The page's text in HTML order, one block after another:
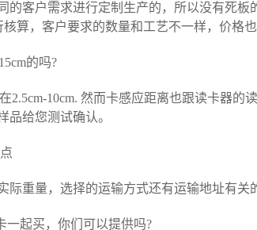
客户需求进行定制生产的，所以没有死板
算，客户要求的数量和工艺不一样，价格也
的吗?
10cm. 然而卡感应距离也跟读卡器的
品给您测试确认。
重量，选择的运输方式还有运输地址有关
起买，你们可以提供吗?